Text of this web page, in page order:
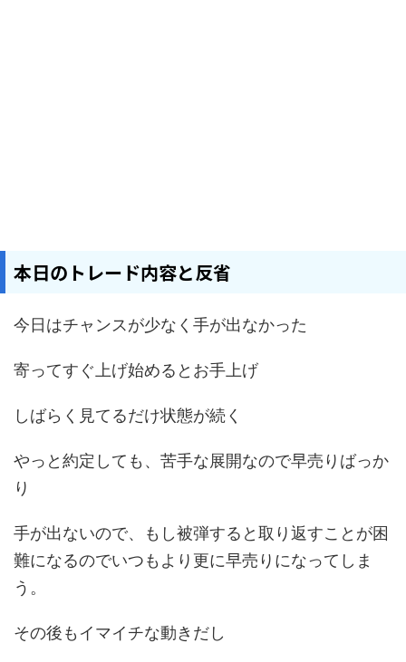
本日のトレード内容と反省
今日はチャンスが少なく手が出なかった
寄ってすぐ上げ始めるとお手上げ
しばらく見てるだけ状態が続く
やっと約定しても、苦手な展開なので早売りばっか
り
手が出ないので、もし被弾すると取り返すことが困
難になるのでいつもより更に早売りになってしま
う。
その後もイマイチな動きだし